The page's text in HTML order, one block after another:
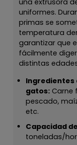
una extrusora
uniformes.
primas se
temperatura
garantizar que
fácilmente
distintas
Ingredientes
gatos: Carne
pescado,
etc.
Capacidad
toneladas/